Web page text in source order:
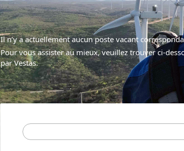
Il n’y a actuellement aucun poste vacant
Pour vous assister au mieux, veuillez trouver ci-
par Vestas.